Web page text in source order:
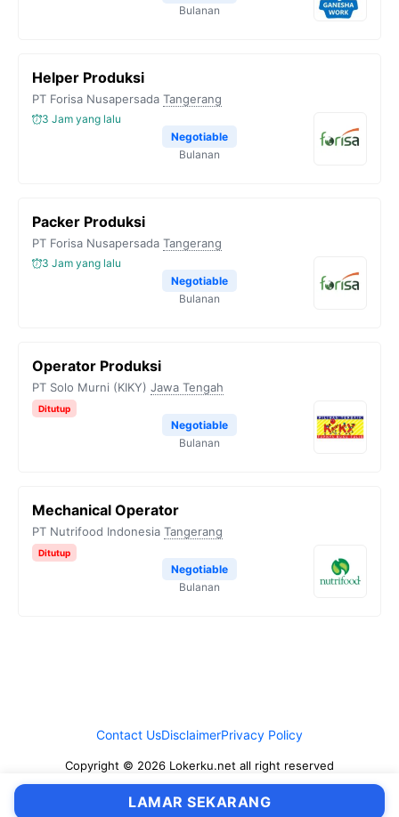
LAMAR SEKARANG
Bulanan
Helper Produksi
PT Forisa Nusapersada Tangerang
3 Jam yang lalu
Negotiable
Bulanan
Packer Produksi
PT Forisa Nusapersada Tangerang
3 Jam yang lalu
Negotiable
Bulanan
Operator Produksi
PT Solo Murni (KIKY) Jawa Tengah
Ditutup
Negotiable
Bulanan
Mechanical Operator
PT Nutrifood Indonesia Tangerang
Ditutup
Negotiable
Bulanan
Contact UsDisclaimerPrivacy Policy
Copyright © 2026 Lokerku.net all right reserved